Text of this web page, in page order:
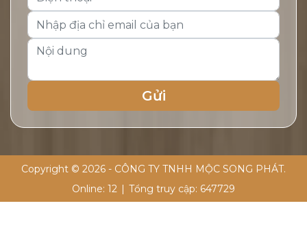
Copyright © 2026 - CÔNG TY TNHH MỘC SONG PHÁT.
Online: 12 Tổng truy cập: 647729